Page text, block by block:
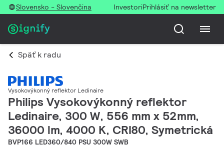
Slovensko - Slovenčina InvestoriPrihlásiť na newsletter
Späť k radu
Vysokovýkonný reflektor Ledinaire
Philips Vysokovýkonný reflektor
Ledinaire, 300 W, 556 mm x 52mm,
36000 lm, 4000 K, CRI80, Symetrická
BVP166 LED360/840 PSU 300W SWB